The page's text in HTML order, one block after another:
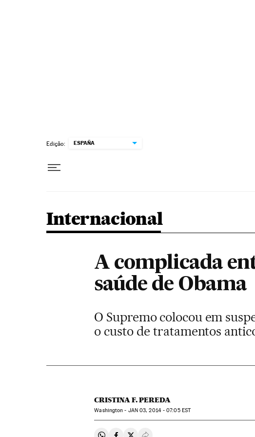
Edição: ESPAÑA
Internacional
A complicada
saúde de Obama
O Supremo colocou em
o custo de tratamentos
CRISTINA F. PEREDA
Washington - JAN03, 2014 - 07:05EST